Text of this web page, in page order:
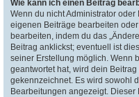
Wie kann ich einen Beitrag
Wenn du nicht Administrator
eigenen Beiträge bearbeiten
bearbeiten, indem du das
Beitrag anklickst; eventuell ist
seiner Erstellung möglich. Wenn
geantwortet hat, wird dein
gekennzeichnet. Es wird sowohl
Bearbeitungen angezeigt.